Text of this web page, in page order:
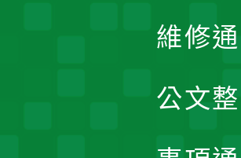
維修
公文